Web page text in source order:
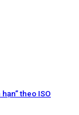
theo ISO